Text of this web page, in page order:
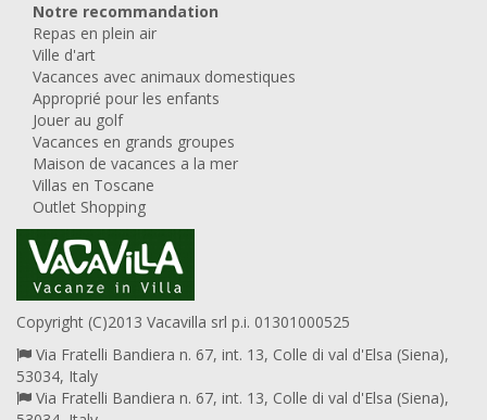
Notre recommandation
Repas en plein air
Ville d'art
Vacances avec animaux domestiques
Approprié pour les enfants
Jouer au golf
Vacances en grands groupes
Maison de vacances a la mer
Villas en Toscane
Outlet Shopping
Copyright (C)2013 Vacavilla srl p.i. 01301000525
Via Fratelli Bandiera n. 67, int. 13, Colle di val d'Elsa (Siena),
53034, Italy
Via Fratelli Bandiera n. 67, int. 13, Colle di val d'Elsa (Siena),